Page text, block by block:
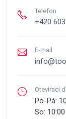
Telefon
+420
E-mail
Otevírací
Po-Pá:
So: